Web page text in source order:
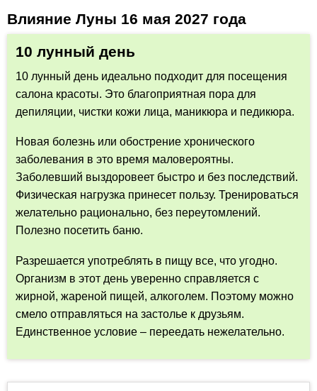
Влияние Луны 16 мая 2027 года
10 лунный день
10 лунный день идеально подходит для посещения
салона красоты. Это благоприятная пора для
депиляции, чистки кожи лица, маникюра и педикюра.
Новая болезнь или обострение хронического
заболевания в это время маловероятны.
Заболевший выздоровеет быстро и без последствий.
Физическая нагрузка принесет пользу. Тренироваться
желательно рационально, без переутомлений.
Полезно посетить баню.
Разрешается употреблять в пищу все, что угодно.
Организм в этот день уверенно справляется с
жирной, жареной пищей, алкоголем. Поэтому можно
смело отправляться на застолье к друзьям.
Единственное условие – переедать нежелательно.